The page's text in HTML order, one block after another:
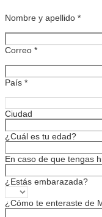
Nombre y apellido *
Correo *
País *
Ciudad
¿Cuál es tu edad?
En caso de que tengas
¿Estás embarazada?
¿Cómo te enteraste de